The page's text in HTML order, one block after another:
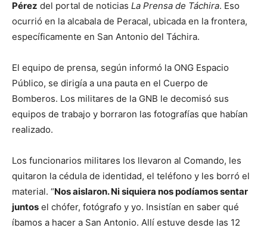
Pérez del portal de noticias La Prensa de Táchira. Eso
ocurrió en la alcabala de Peracal, ubicada en la frontera,
específicamente en San Antonio del Táchira.
El equipo de prensa, según informó la ONG Espacio
Público, se dirigía a una pauta en el Cuerpo de
Bomberos. Los militares de la GNB le decomisó sus
equipos de trabajo y borraron las fotografías que habían
realizado.
Los funcionarios militares los llevaron al Comando, les
quitaron la cédula de identidad, el teléfono y les borró el
material. “Nos aislaron. Ni siquiera nos podíamos sentar
juntos el chófer, fotógrafo y yo. Insistían en saber qué
íbamos a hacer a San Antonio. Allí estuve desde las 12